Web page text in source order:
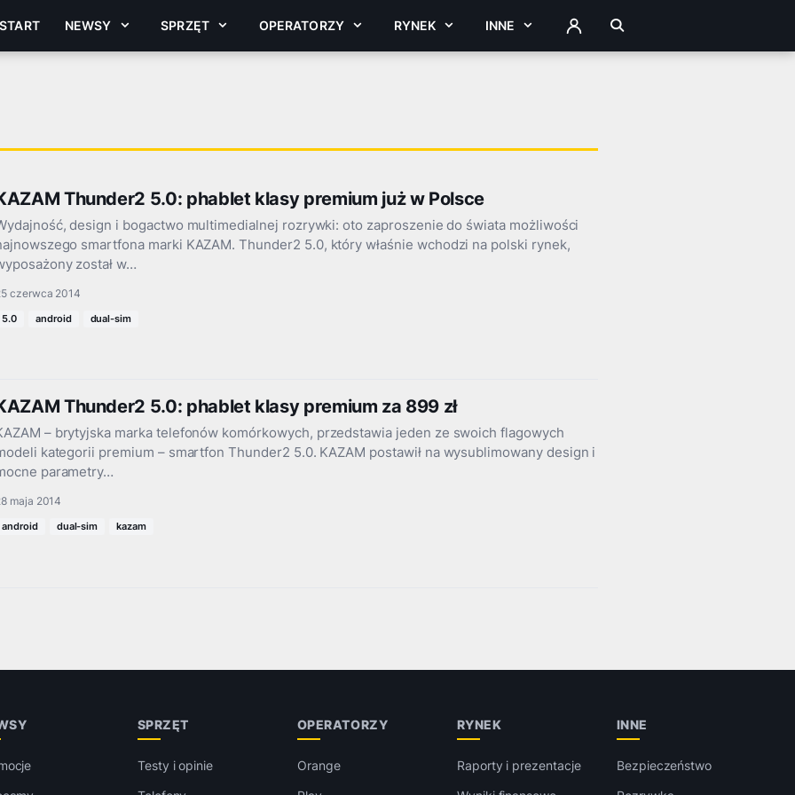
START NEWSY SPRZĘT OPERATORZY RYNEK INNE ZALOGUJ
Thunder2 5.0: phablet klasy premium już w Polsce
design i bogactwo multimedialnej rozrywki: oto zaproszenie do świata możliwości
smartfona marki KAZAM. Thunder2 5.0, który właśnie wchodzi na polski rynek,
został w…
czerwca 2014
5.0 android dual-sim
Thunder2 5.0: phablet klasy premium za 899 zł
– brytyjska marka telefonów komórkowych, przedstawia jeden ze swoich flagowych
kategorii premium – smartfon Thunder2 5.0. KAZAM postawił na wysublimowany design i
parametry…
maja 2014
android dual-sim kazam
SPRZĘT
Testy i opinie
OPERATORZY
Orange
RYNEK
Raporty i prezentacje
INNE
Bezpieczeństwo